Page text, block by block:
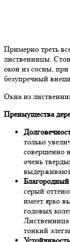
Примерно треть
лиственницы.
окон из сосны,
безупречный
Окна из
Преимущества
только
совершенно
очень
серый
имеет ярко
годовых
Лиственница
тонкий